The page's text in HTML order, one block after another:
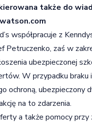
także do
współpracuje z
Petruczenko, zaś w
ubezpieczonej
W przypadku braku
ochroną, ubezpieczony
na to zdarzenia.
a także pomocy przy